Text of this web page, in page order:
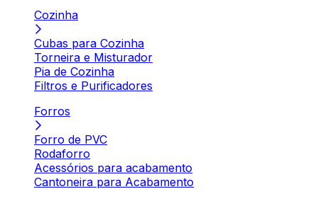
Cozinha
Cubas para Cozinha
Torneira e Misturador
Pia de Cozinha
Filtros e Purificadores
Forros
Forro de PVC
Rodaforro
Acessórios para acabamento
Cantoneira para Acabamento